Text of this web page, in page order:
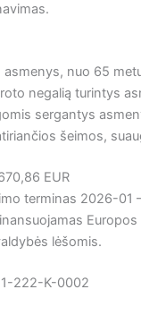
asmenys, nuo 65
negalią turintys
sergantys
šeimos,
EUR
terminas 2026-01
Europos
lėšomis.
222-K-0002